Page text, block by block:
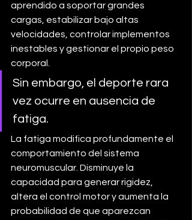
aprendido a soportar grandes
cargas, estabilizar bajo altas
velocidades, controlar implementos
inestables y gestionar el propio peso
corporal.
Sin embargo, el deporte rara
vez ocurre en ausencia de
fatiga.
La fatiga modifica profundamente el
comportamiento del sistema
neuromuscular. Disminuye la
capacidad para generar rigidez,
altera el control motor y aumenta la
probabilidad de que aparezcan